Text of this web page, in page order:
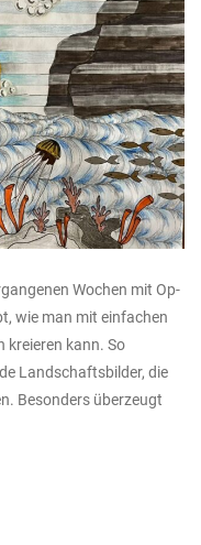
Wochen mit Op-
wie man mit einfachen
kreieren kann. So
Landschaftsbilder, die
Besonders überzeugt